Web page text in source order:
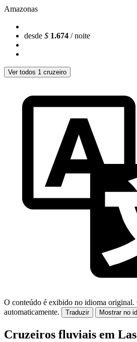
Amazonas
desde $ 1.674 / noite
Ver todos 1 cruzeiro
O conteúdo é exibido no idioma original.
automaticamente.
Traduzir Mostrar no
Cruzeiros fluviais em